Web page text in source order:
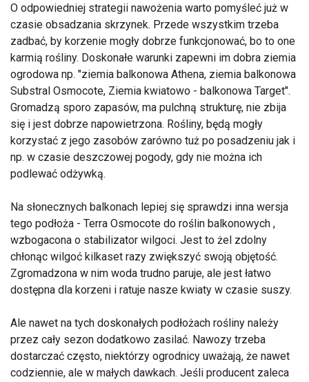
O odpowiedniej strategii nawożenia warto pomyśleć już w
czasie obsadzania skrzynek. Przede wszystkim trzeba
zadbać, by korzenie mogły dobrze funkcjonować, bo to one
karmią rośliny. Doskonałe warunki zapewni im dobra ziemia
ogrodowa np. "ziemia balkonowa Athena, ziemia balkonowa
Substral Osmocote, Ziemia kwiatowo - balkonowa Target".
Gromadzą sporo zapasów, ma pulchną strukturę, nie zbija
się i jest dobrze napowietrzona. Rośliny, będą mogły
korzystać z jego zasobów zarówno tuż po posadzeniu jak i
np. w czasie deszczowej pogody, gdy nie można ich
podlewać odżywką.
Na słonecznych balkonach lepiej się sprawdzi inna wersja
tego podłoża - Terra Osmocote do roślin balkonowych ,
wzbogacona o stabilizator wilgoci. Jest to żel zdolny
chłonąc wilgoć kilkaset razy zwiększyć swoją objętość.
Zgromadzona w nim woda trudno paruje, ale jest łatwo
dostępna dla korzeni i ratuje nasze kwiaty w czasie suszy.
Ale nawet na tych doskonałych podłożach rośliny należy
przez cały sezon dodatkowo zasilać. Nawozy trzeba
dostarczać często, niektórzy ogrodnicy uważają, że nawet
codziennie, ale w małych dawkach. Jeśli producent zaleca